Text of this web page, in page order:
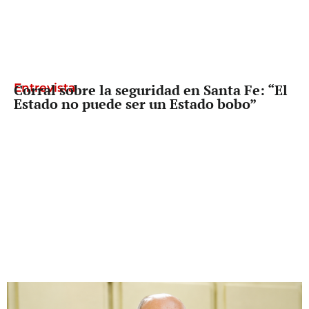
Entrevista
Corral sobre la seguridad en Santa Fe: “El
Estado no puede ser un Estado bobo”